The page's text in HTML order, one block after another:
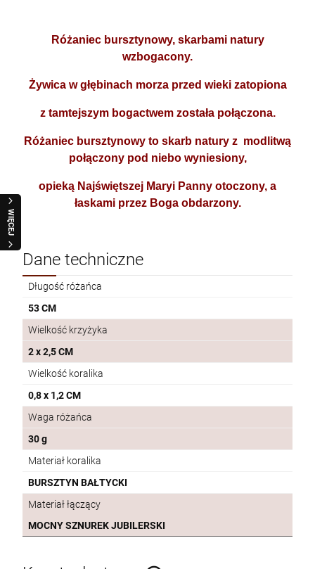
Cena regularna:135,00 zł
DO KOSZYKA
szt.
DO KOSZYKA
RÓŻANIEC SREBRNY Z BURSZTYNU SR420
DROBNY
RÓŻANIEC SREBNY Z BURSZTYNU SR1450
1 450,00 zł
DO KOSZYKA
RÓŻANIEC SREBRNY Z BURSZTYNU SR790
790,00 zł
WIĘCEJ
Różaniec bursztynowy, skarbami natury
wzbogacony.
Żywica w głębinach morza przed wieki zatopiona
z tamtejszym bogactwem została połączona.
Różaniec bursztynowy to skarb natury z modlitwą
połączony pod niebo wyniesiony,
opieką Najświętszej Maryi Panny otoczony, a
łaskami przez Boga obdarzony.
Dane techniczne
Długość różańca
53 CM
Wielkość krzyżyka
2 x 2,5 CM
Wielkość koralika
0,8 x 1,2 CM
Waga różańca
30 g
Materiał koralika
BURSZTYN BAŁTYCKI
Materiał łączący
MOCNY SZNUREK JUBILERSKI